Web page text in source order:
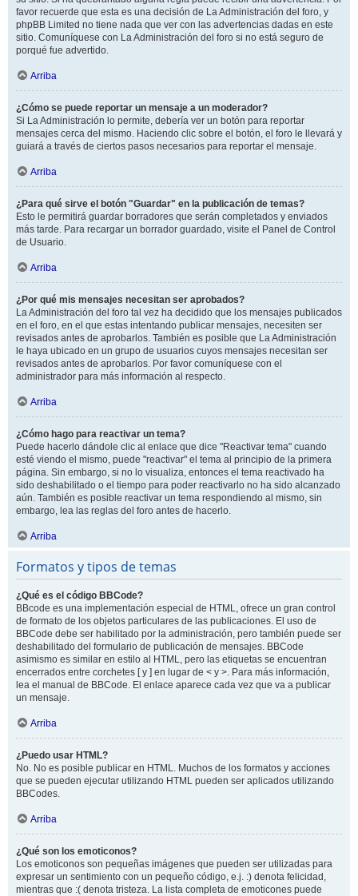
favor recuerde que esta es una decisión de La Administración del foro, y
phpBB Limited no tiene nada que ver con las advertencias dadas en este
sitio. Comuníquese con La Administración del foro si no está seguro de
porqué fue advertido.
Arriba
¿Cómo se puede reportar un mensaje a un moderador?
Si La Administración lo permite, debería ver un botón para reportar
mensajes cerca del mismo. Haciendo clic sobre el botón, el foro le llevará y
guiará a través de ciertos pasos necesarios para reportar el mensaje.
Arriba
¿Para qué sirve el botón "Guardar" en la publicación de temas?
Esto le permitirá guardar borradores que serán completados y enviados
más tarde. Para recargar un borrador guardado, visite el Panel de Control
de Usuario.
Arriba
¿Por qué mis mensajes necesitan ser aprobados?
La Administración del foro tal vez ha decidido que los mensajes publicados
en el foro, en el que estas intentando publicar mensajes, necesiten ser
revisados antes de aprobarlos. También es posible que La Administración
le haya ubicado en un grupo de usuarios cuyos mensajes necesitan ser
revisados antes de aprobarlos. Por favor comuníquese con el
administrador para más información al respecto.
Arriba
¿Cómo hago para reactivar un tema?
Puede hacerlo dándole clic al enlace que dice "Reactivar tema" cuando
esté viendo el mismo, puede "reactivar" el tema al principio de la primera
página. Sin embargo, si no lo visualiza, entonces el tema reactivado ha
sido deshabilitado o el tiempo para poder reactivarlo no ha sido alcanzado
aún. También es posible reactivar un tema respondiendo al mismo, sin
embargo, lea las reglas del foro antes de hacerlo.
Arriba
Formatos y tipos de temas
¿Qué es el código BBCode?
BBcode es una implementación especial de HTML, ofrece un gran control
de formato de los objetos particulares de las publicaciones. El uso de
BBCode debe ser habilitado por la administración, pero también puede ser
deshabilitado del formulario de publicación de mensajes. BBCode
asimismo es similar en estilo al HTML, pero las etiquetas se encuentran
encerrados entre corchetes [ y ] en lugar de < y >. Para más información,
lea el manual de BBCode. El enlace aparece cada vez que va a publicar
un mensaje.
Arriba
¿Puedo usar HTML?
No. No es posible publicar en HTML. Muchos de los formatos y acciones
que se pueden ejecutar utilizando HTML pueden ser aplicados utilizando
BBCodes.
Arriba
¿Qué son los emoticonos?
Los emoticonos son pequeñas imágenes que pueden ser utilizadas para
expresar un sentimiento con un pequeño código, e.j. :) denota felicidad,
mientras que :( denota tristeza. La lista completa de emoticones puede